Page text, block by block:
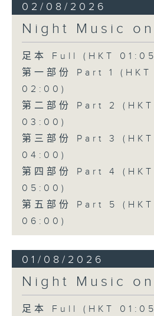
02/08/2026
Night Music
足本 Full (HKT
第一部份 Part 1
02:00)
第二部份 Part 2
03:00)
第三部份 Part 3
04:00)
第四部份 Part 4
05:00)
第五部份 Part 5
06:00)
01/08/2026
Night Music
足本 Full (HKT